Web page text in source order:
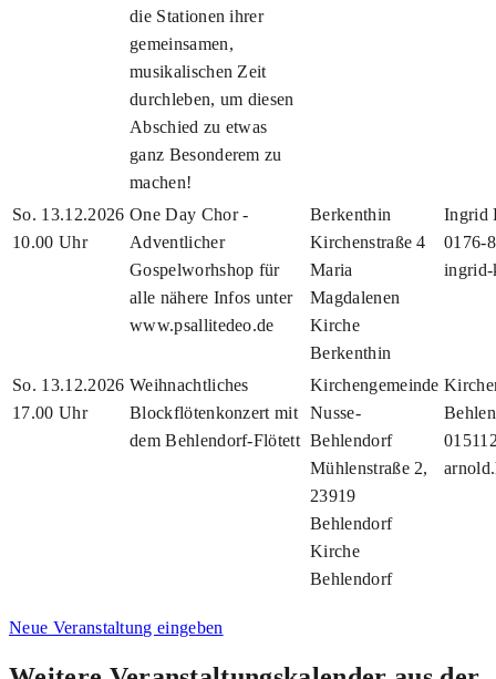
die Stationen ihrer
gemeinsamen,
musikalischen Zeit
durchleben, um diesen
Abschied zu etwas
ganz Besonderem zu
machen!
So. 13.12.2026
10.00 Uhr
One Day Chor -
Adventlicher
Gospelworhshop für
alle nähere Infos unter
www.psallitedeo.de
Berkenthin
Kirchenstraße 4
Maria
Magdalenen
Kirche
Berkenthin
Ingrid
0176-
ingrid-
So. 13.12.2026
17.00 Uhr
Weihnachtliches
Blockflötenkonzert mit
dem Behlendorf-Flötett
Kirchengemeinde
Nusse-
Behlendorf
Mühlenstraße 2,
23919
Behlendorf
Kirche
Behlendorf
Neue Veranstaltung eingeben